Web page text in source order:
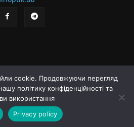
користування сайтом
газета. Заснована 2009 року
cookie. Продовжуючи перегляд
політику конфіденційності та
використання
Privacy policy